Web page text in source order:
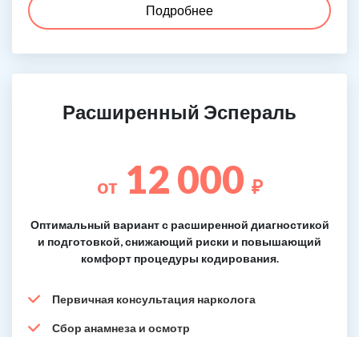
Подробнее
Расширенный Эспераль
от 12 000 ₽
Оптимальный вариант с расширенной диагностикой
и подготовкой, снижающий риски и повышающий
комфорт процедуры кодирования.
Первичная консультация нарколога
Сбор анамнеза и осмотр